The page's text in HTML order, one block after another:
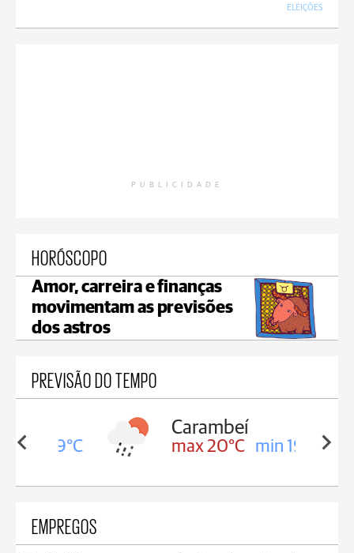
ELEIÇÕES
PUBLICIDADE
HORÓSCOPO
Amor, carreira e finanças
movimentam as previsões
dos astros
PREVISÃO DO TEMPO
19°C
Carambeí
max 20°C min 19°C
EMPREGOS